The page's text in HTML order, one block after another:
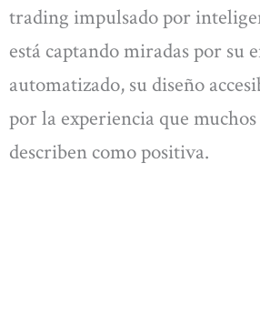
trading impulsado por
está captando miradas por su
automatizado, su diseño
por la experiencia que
describen como positiva.